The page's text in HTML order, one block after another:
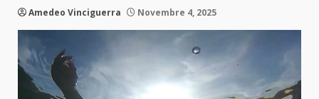
Amedeo Vinciguerra Novembre 4, 2025